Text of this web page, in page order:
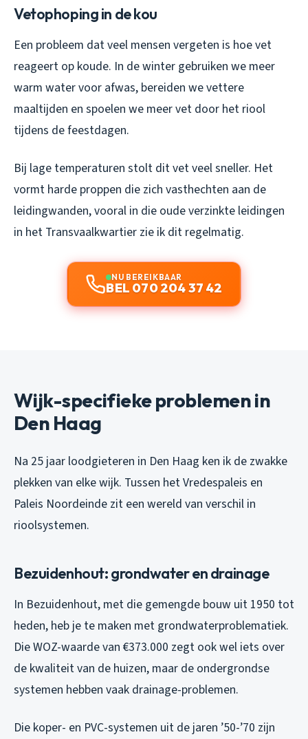
Vetophoping in de kou
Een probleem dat veel mensen vergeten is hoe vet
reageert op koude. In de winter gebruiken we meer
warm water voor afwas, bereiden we vettere
maaltijden en spoelen we meer vet door het riool
tijdens de feestdagen.
Bij lage temperaturen stolt dit vet veel sneller. Het
vormt harde proppen die zich vasthechten aan de
leidingwanden, vooral in die oude verzinkte leidingen
in het Transvaalkwartier zie ik dit regelmatig.
NU BEREIKBAAR
BEL 070 204 37 42
Wijk-specifieke problemen in
Den Haag
Na 25 jaar loodgieteren in Den Haag ken ik de zwakke
plekken van elke wijk. Tussen het Vredespaleis en
Paleis Noordeinde zit een wereld van verschil in
rioolsystemen.
Bezuidenhout: grondwater en drainage
In Bezuidenhout, met die gemengde bouw uit 1950 tot
heden, heb je te maken met grondwaterproblematiek.
Die WOZ-waarde van €373.000 zegt ook wel iets over
de kwaliteit van de huizen, maar de ondergrondse
systemen hebben vaak drainage-problemen.
Die koper- en PVC-systemen uit de jaren ’50-’70 zijn